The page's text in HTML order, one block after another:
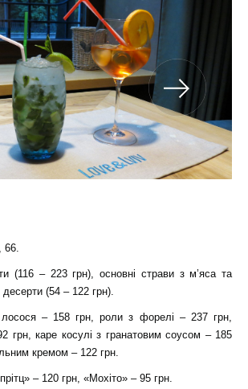
66.
(116 – 223 грн), основні страви з м’яса та
десерти (54 – 122 грн).
лосося – 158 грн, роли з форелі – 237 грн,
грн, каре косулі з гранатовим соусом – 185
кремом – 122 грн.
– 120 грн, «Мохіто» – 95 грн.